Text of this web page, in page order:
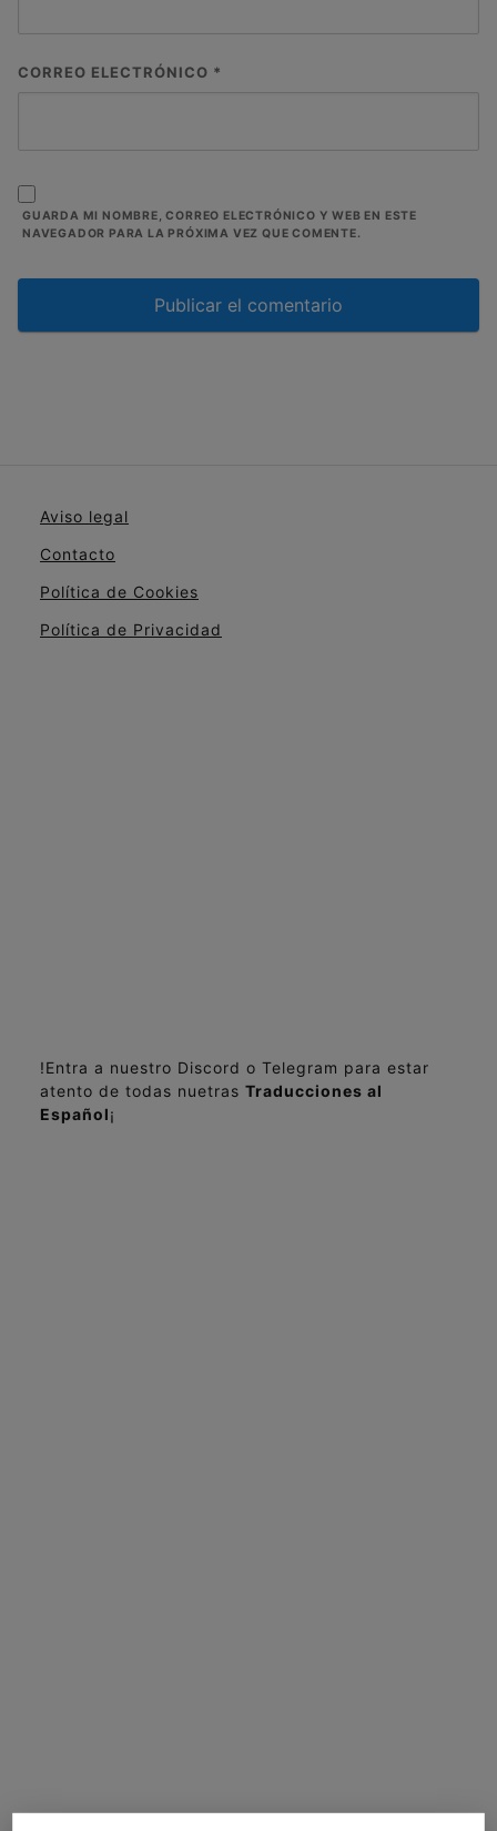
CORREO ELECTRÓNICO *
GUARDA MI NOMBRE, CORREO ELECTRÓNICO Y WEB EN ESTE
NAVEGADOR PARA LA PRÓXIMA VEZ QUE COMENTE.
Aviso legal
Contacto
Política de Cookies
Política de Privacidad
!Entra a nuestro Discord o Telegram para estar
atento de todas nuetras Traducciones al
Español¡